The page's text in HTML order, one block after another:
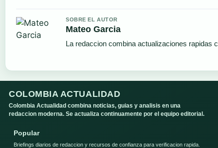
SOBRE EL AUTOR
Mateo Garcia
La redaccion combina actualizaciones rapidas
COLOMBIA ACTUALIDAD
Colombia Actualidad combina noticias, guias y analisis en una
redaccion moderna. Se actualiza continuamente por el equipo editorial.
Popular
Briefings diarios de redaccion y recursos de confianza para verificacion rapida.